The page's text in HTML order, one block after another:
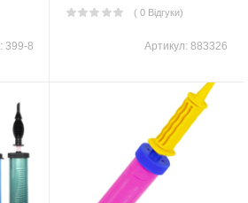
399-8
( 0 Відгуки)
Артикул: 883326